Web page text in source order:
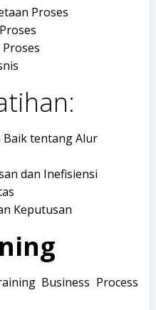
Proses
Baik tentang Alur
dan Inefisiensi
Keputusan
Business Process